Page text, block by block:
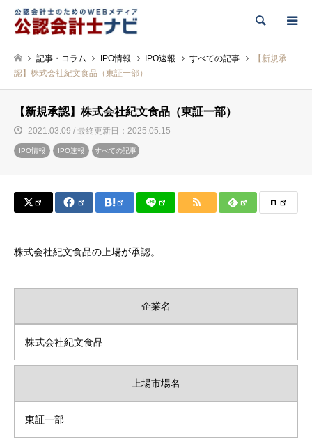
検索
記事・コラム IPO情報 IPO速報 すべての記事
【新規承
認】株式会社紀文食品（東証一部）
【新規承認】株式会社紀文食品（東証一部）
2021.03.09 / 最終更新日：2025.05.15
IPO情報 IPO速報 すべての記事
株式会社紀文食品の上場が承認。
企業名
株式会社紀文食品
上場市場名
東証一部